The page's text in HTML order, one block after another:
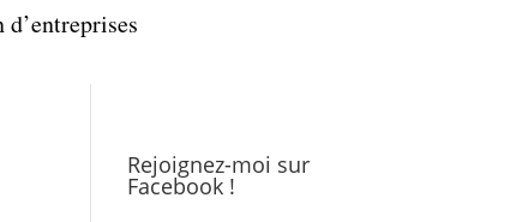
Rejoignez-moi sur
Facebook !